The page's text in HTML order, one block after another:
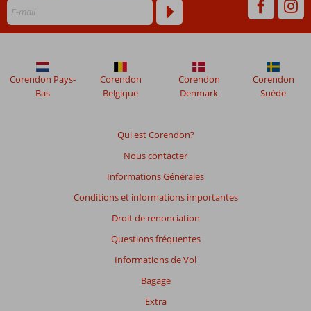
sont
affichés
afin
de
Qui est Corendon?
Nous contacter
Informations Générales
Conditions et informations importantes
Droit de renonciation
Questions fréquentes
Informations de Vol
Bagage
Extra
Corendon Pays-
Bas
Corendon
Belgique
Corendon
Denmark
Corendon
Suède